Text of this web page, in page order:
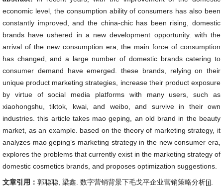
economic level, the consumption ability of consumers has also been
constantly improved, and the china-chic has been rising, domestic
brands have ushered in a new development opportunity. with the
arrival of the new consumption era, the main force of consumption
has changed, and a large number of domestic brands catering to
consumer demand have emerged. these brands, relying on their
unique product marketing strategies, increase their product exposure
by virtue of social media platforms with many users, such as
xiaohongshu, tiktok, kwai, and weibo, and survive in their own
industries. this article takes mao geping, an old brand in the beauty
market, as an example. based on the theory of marketing strategy, it
analyzes mao geping’s marketing strategy in the new consumer era,
explores the problems that currently exist in the marketing strategy of
domestic cosmetics brands, and proposes optimization suggestions.
文章引用： 郭聪聪, 梁鑫. 数字营销背景下毛戈平企业营销策略分析[j].